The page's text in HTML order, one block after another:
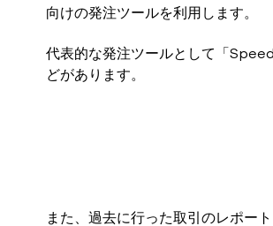
向けの発注ツールを利用します。
代表的な発注ツールとして「
どがあります。
また、過去に行った取引のレポー